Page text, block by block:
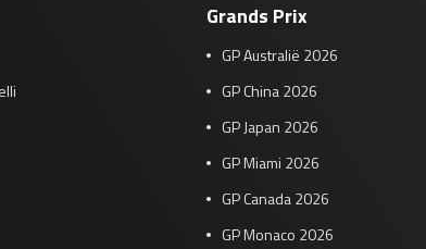
Grands Prix
GP Australië 2026
GP China 2026
GP Japan 2026
GP Miami 2026
GP Canada 2026
GP Monaco 2026